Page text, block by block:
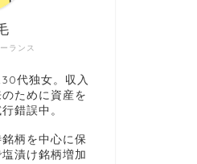
ランス
代独女。収入
ために資産を
錯誤中。
柄を中心に保
漬け銘柄増加